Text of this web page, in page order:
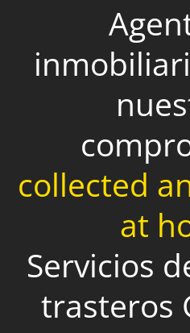
collected
at
Servicios
trasteros